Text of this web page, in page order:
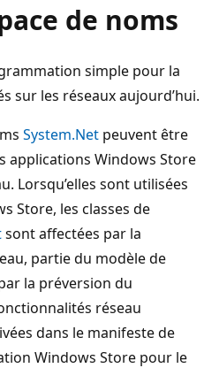
de noms
simple pour la
sur les réseaux aujourd’hui.
System.Net peuvent être
applications Windows Store
Lorsqu’elles sont utilisées
Store, les classes de
sont affectées par la
partie du modèle de
la préversion du
réseau
dans le manifeste de
Windows Store pour le